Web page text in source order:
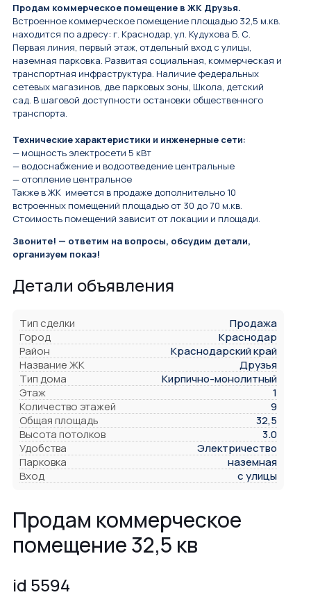
Продам коммерческое помещение в ЖК Друзья.
Встроенное коммерческое помещение площадью 32,5 м.кв.
находится по адресу: г. Краснодар, ул. Кудухова Б. С.
Первая линия, первый этаж, отдельный вход с улицы,
наземная парковка. Развитая социальная, коммерческая и
транспортная инфраструктура. Наличие федеральных
сетевых магазинов, две парковых зоны, Школа, детский
сад. В шаговой доступности остановки общественного
транспорта.
Технические характеристики и инженерные сети:
— мощность электросети 5 кВт
— водоснабжение и водоотведение центральные
— отопление центральное
Также в ЖК имеется в продаже дополнительно 10
встроенных помещений площадью от 30 до 70 м.кв.
Стоимость помещений зависит от локации и площади.
Звоните! — ответим на вопросы, обсудим детали,
организуем показ!
Детали объявления
Тип сделки
Продажа
Город
Краснодар
Район
Краснодарский край
Название ЖК
Друзья
Тип дома
Кирпично-монолитный
Этаж
1
Количество этажей
9
Общая площадь
32,5
Высота потолков
3.0
Удобства
Электричество
Парковка
наземная
Вход
с улицы
Продам коммерческое
помещение 32,5 кв
id 5594